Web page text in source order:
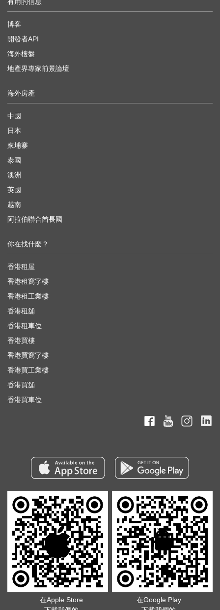
博客
開發者API
海外樓盤
地產界專家前景論壇
海外房產
中國
日本
柬埔寨
泰國
澳洲
英國
越南
阿拉伯聯合酋長國
你在找什麼？
香港租屋
香港租寫字樓
香港租工業樓
香港租舖
香港租車位
香港買樓
香港買寫字樓
香港買工業樓
香港買舖
香港買車位
在Apple Store
在Google Play